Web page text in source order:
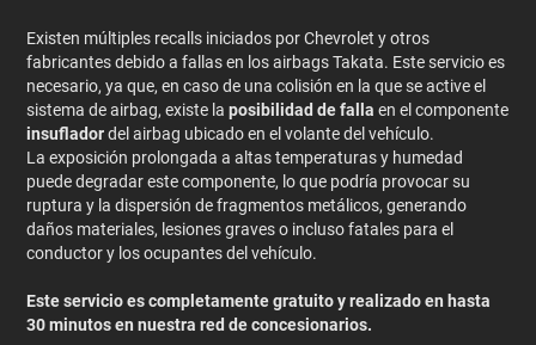
Existen múltiples recalls iniciados por Chevrolet y otros
fabricantes debido a fallas en los airbags Takata. Este servicio es
necesario, ya que, en caso de una colisión en la que se active el
sistema de airbag, existe laposibilidad de falla en el componente
insufladordel airbag ubicado en el volante del vehículo.
La exposición prolongada a altas temperaturas y humedad
puede degradar este componente, lo que podría provocar su
ruptura y la dispersión de fragmentos metálicos, generando
daños materiales, lesiones graves o incluso fatales para el
conductor y los ocupantes del vehículo.
Este servicio es completamente gratuito y realizado en hasta
30 minutos en nuestra red de concesionarios.